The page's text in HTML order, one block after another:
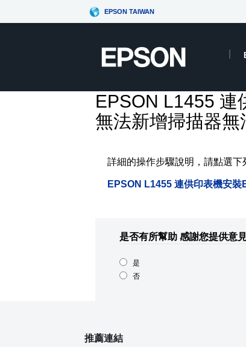
EPSON TAIWAN
EPSON L1455 連
無法新增掃描器無
詳細的操作步驟說明，請點選下
EPSON L1455 連供印表機安
是否有所幫助 感謝您提供意見
是
否
推薦連結